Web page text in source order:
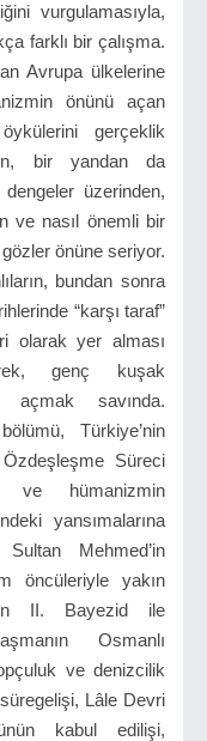
vurgulamasıyla,
farklı bir çalışma.
Avrupa ülkelerine
önünü açan
gerçeklik
bir yandan da
dengeler üzerinden,
ve nasıl önemli bir
önüne seriyor.
bundan sonra
“karşı taraf”
olarak yer alması
genç kuşak
açmak savında.
Türkiye’nin
Süreci
ve hümanizmin
yansımalarına
Mehmed’in
öncüleriyle yakın
II. Bayezid ile
Osmanlı
ve denizcilik
Lâle Devri
kabul edilişi,